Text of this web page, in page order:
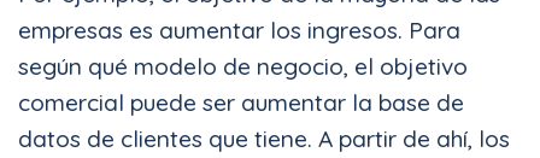
empresas es aumentar los ingresos. Para
según qué modelo de negocio, el objetivo
comercial puede ser aumentar la base de
datos de clientes que tiene. A partir de ahí, los